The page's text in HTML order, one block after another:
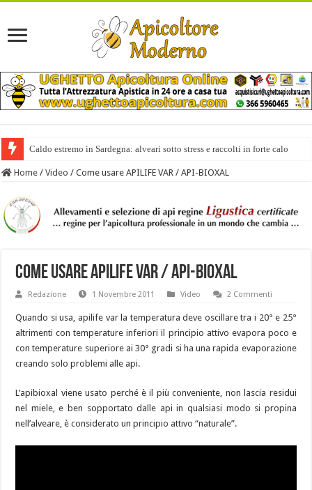
Caldo estremo in Sardegna: alveari sotto stress e raccolti in forte calo
Home / Video / Come usare APILIFE VAR / API-BIOXAL
Come usare APILIFE VAR / API-BIOXAL
Redazione 1 Novembre 2011 Video 2 Commenti
Quando si usa, apilife var la temperatura deve oscillare tra i 20° e 25°
altrimenti con temperature inferiori il principio attivo evapora poco e
con temperature superiore ai 30° gradi si ha una rapida evaporazione
creando solo problemi alle api.
L’apibioxal viene usato perché è il più conveniente, non lascia residui
nel miele, e ben sopportato dalle api in qualsiasi modo si propina
nell’alveare, è considerato un principio attivo “naturale”.